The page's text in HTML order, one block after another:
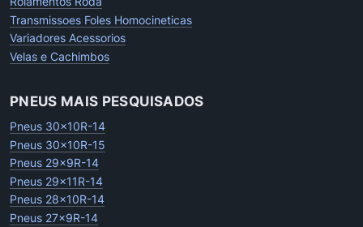
Transmissoes Foles Homocineticas
Variadores Acessorios
Velas e Cachimbos
PNEUS MAIS PESQUISADOS
Pneus 30x10R-14
Pneus 30x10R-15
Pneus 29x9R-14
Pneus 29x11R-14
Pneus 28x10R-14
Pneus 27x9R-14